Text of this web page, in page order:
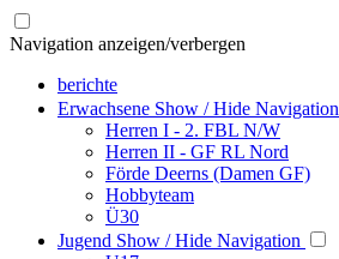
Navigation anzeigen/verbergen
berichte
Erwachsene Show / Hide Navigation
Herren I - 2. FBL N/W
Herren II - GF RL Nord
Förde Deerns (Damen GF)
Hobbyteam
Ü30
Jugend Show / Hide Navigation